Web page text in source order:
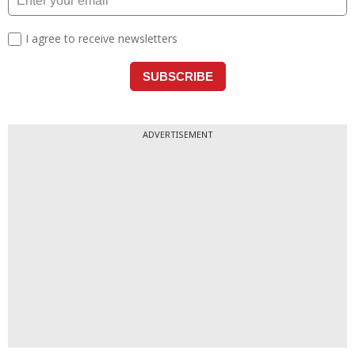
ADVERTISEMENT